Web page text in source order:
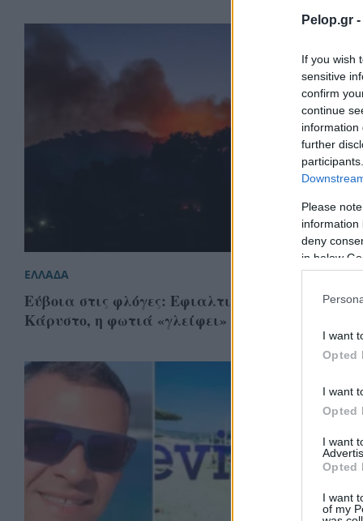
Pelop.gr -
If you wish
sensitive
confirm
continue
information
further
Please
information
deny
in below
I want
Opted
I want
Opted
I want
Opted
I want
of my
ΕΛΛΑΔΑ
Εύβοια στις φλόγες: Εφιαλτική νύχτα στην
Κάρυστο, η φωτιά «γλείφει» τα σπίτια